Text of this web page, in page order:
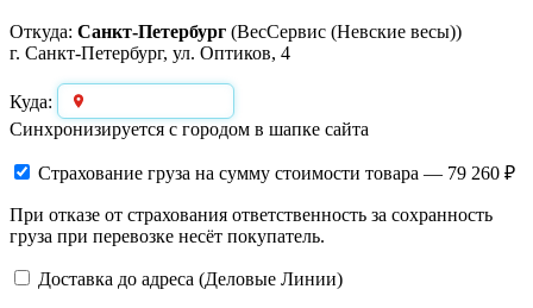
Откуда: Санкт-Петербург (ВесСервис (Невские весы))
г. Санкт-Петербург, ул. Оптиков, 4
Куда:
Синхронизируется с городом в шапке сайта
Страхование груза на сумму стоимости товара — 79 260 ₽
При отказе от страхования ответственность за сохранность
груза при перевозке несёт покупатель.
Доставка до адреса (Деловые Линии)